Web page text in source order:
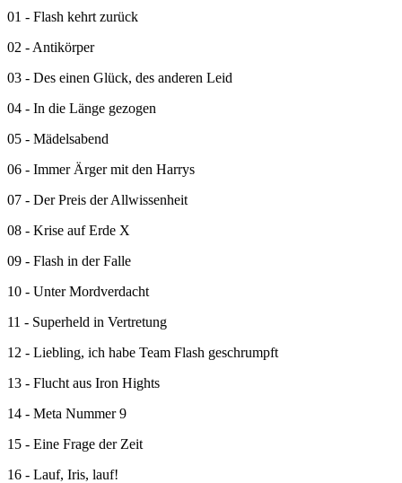
01 - Flash kehrt zurück
02 - Antikörper
03 - Des einen Glück, des anderen Leid
04 - In die Länge gezogen
05 - Mädelsabend
06 - Immer Ärger mit den Harrys
07 - Der Preis der Allwissenheit
08 - Krise auf Erde X
09 - Flash in der Falle
10 - Unter Mordverdacht
11 - Superheld in Vertretung
12 - Liebling, ich habe Team Flash geschrumpft
13 - Flucht aus Iron Hights
14 - Meta Nummer 9
15 - Eine Frage der Zeit
16 - Lauf, Iris, lauf!